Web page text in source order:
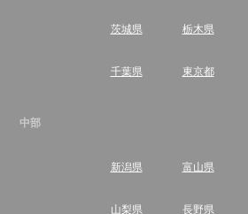
茨城県 栃木県
千葉県 東京都
中部
新潟県 富山県
山梨県 長野県